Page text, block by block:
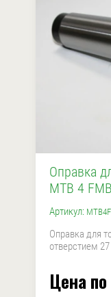
Оправка
MTB 4
Артикул:
Оправка для
отверстием
Цена